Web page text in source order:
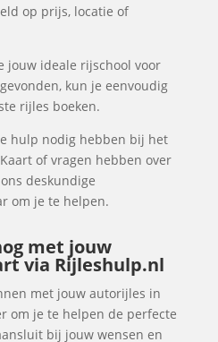
op prijs, locatie of
jouw ideale rijschool voor
kun je eenvoudig
rijles boeken.
hulp nodig hebben bij het
of vragen hebben over
deskundige
om je te helpen.
met jouw
via Rijleshulp.nl
met jouw autorijles in
om je te helpen de perfecte
bij jouw wensen en